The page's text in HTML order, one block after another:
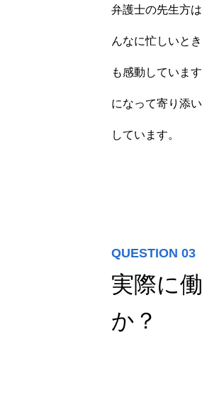
弁護士の先生方
んなに忙しいと
も感動していま
になって寄り添
しています。
QUESTION 03
実際に
か？